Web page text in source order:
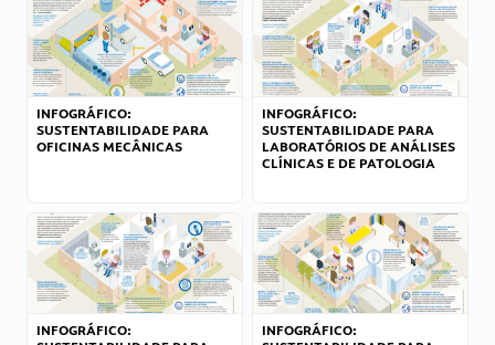
INFOGRÁFICO:
SUSTENTABILIDADE PARA
OFICINAS MECÂNICAS
INFOGRÁFICO:
SUSTENTABILIDADE PARA
LABORATÓRIOS DE ANÁLISES
CLÍNICAS E DE PATOLOGIA
INFOGRÁFICO:
INFOGRÁFICO: